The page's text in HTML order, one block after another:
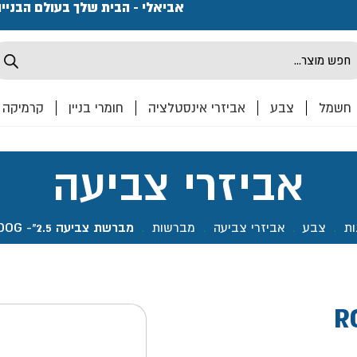
אביאלי - הבית שלך בעולם
חשמל צבע אביזרי אינסטלציה חומרי בניין קרמיקה
אביזרי צביעה
. צבע . אביזרי צביעה . מברשות . מברשת צביעה 2.5"- ROLLINGDOG